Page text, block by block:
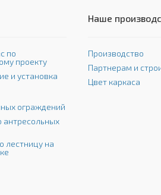
по
проекту
и установка
ограждений
антресольных
лестницу на
Наше
Производство
Партнерам и
Цвет каркаса